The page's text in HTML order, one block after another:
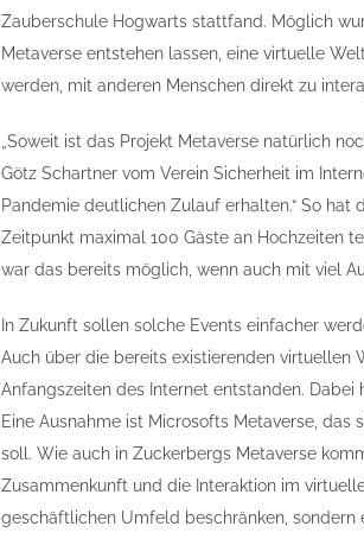
Zauberschule Hogwarts stattfand. Möglich
Metaverse entstehen lassen, eine virtuelle
werden, mit anderen Menschen direkt zu
„Soweit ist das Projekt Metaverse natürlich
Götz Schartner vom Verein Sicherheit im
Pandemie deutlichen Zulauf erhalten.“ So
Zeitpunkt maximal 100 Gäste an Hochzeiten
war das bereits möglich, wenn auch mit viel
In Zukunft sollen solche Events einfacher
Auch über die bereits existierenden virtuellen
Anfangszeiten des Internet entstanden.
Eine Ausnahme ist Microsofts Metaverse,
soll. Wie auch in Zuckerbergs Metaverse
Zusammenkunft und die Interaktion im
geschäftlichen Umfeld beschränken, sondern